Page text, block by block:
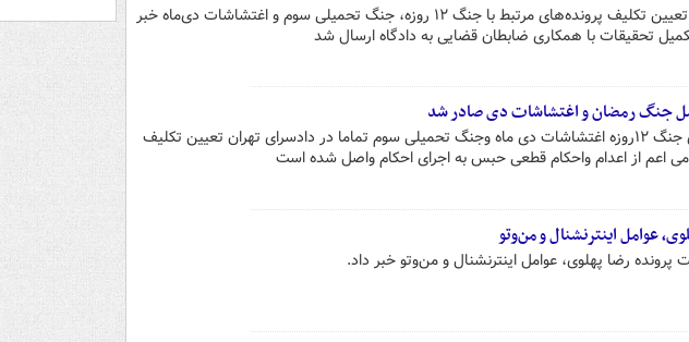
دادستان عمومی و انقلاب تهران از تعیین تکلیف پرونده‌های مرتبط با جنگ ۱۲ روزه، جنگ تحمیلی سوم و اغتشاشات دی‌ماه خبر
تحقیقات با همکاری ضابطان قضایی به دادگاه ارسال شد
جنگ رمضان و اغتشاشات دی صادر شد
صالحی دادستان تهران: پرونده‌های جنگ ۱۲روزه اغتشاشات دی ماه وجنگ تحمیلی سوم تماما در دادسرای تهران تعیین تکلیف
اعم از اعدام واحکام قطعی حبس به اجرای احکام واصل شده است
عوامل اینترنشنال و من‌وتو
رضا پهلوی، عوامل اینترنشنال و من‌وتو خبر داد.